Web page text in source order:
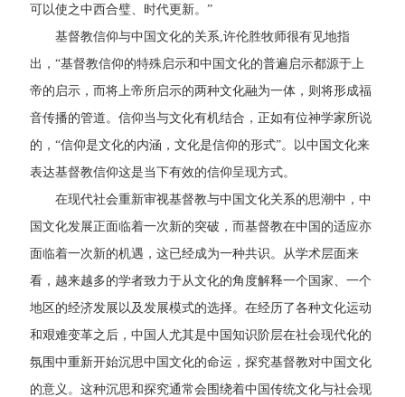
可以使之中西合璧、时代更新。”
基督教信仰与中国文化的关系,许伦胜牧师很有见地指
出，“基督教信仰的特殊启示和中国文化的普遍启示都源于上
帝的启示，而将上帝所启示的两种文化融为一体，则将形成福
音传播的管道。信仰当与文化有机结合，正如有位神学家所说
的，“信仰是文化的内涵，文化是信仰的形式”。以中国文化来
表达基督教信仰这是当下有效的信仰呈现方式。
在现代社会重新审视基督教与中国文化关系的思潮中，中
国文化发展正面临着一次新的突破，而基督教在中国的适应亦
面临着一次新的机遇，这已经成为一种共识。从学术层面来
看，越来越多的学者致力于从文化的角度解释一个国家、一个
地区的经济发展以及发展模式的选择。在经历了各种文化运动
和艰难变革之后，中国人尤其是中国知识阶层在社会现代化的
氛围中重新开始沉思中国文化的命运，探究基督教对中国文化
的意义。这种沉思和探究通常会围绕着中国传统文化与社会现